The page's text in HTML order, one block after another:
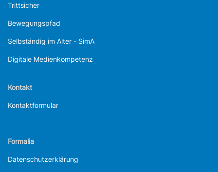
Trittsicher
Bewegungspfad
Selbständig im Alter - SimA
Digitale Medienkompetenz
Kontakt
Kontaktformular
Formalia
Datenschutzerklärung